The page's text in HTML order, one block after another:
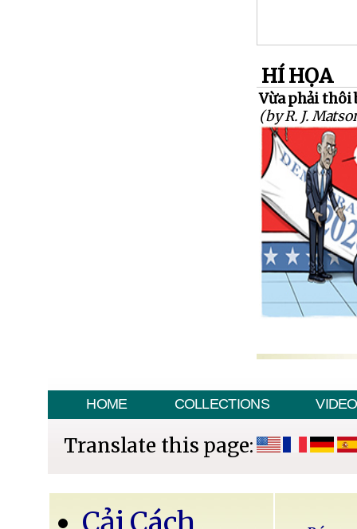
HÍ HỌA
Vừa phải thôi
(by R. J.
HOME COLLECTIONS VIDEO
Translate this page: